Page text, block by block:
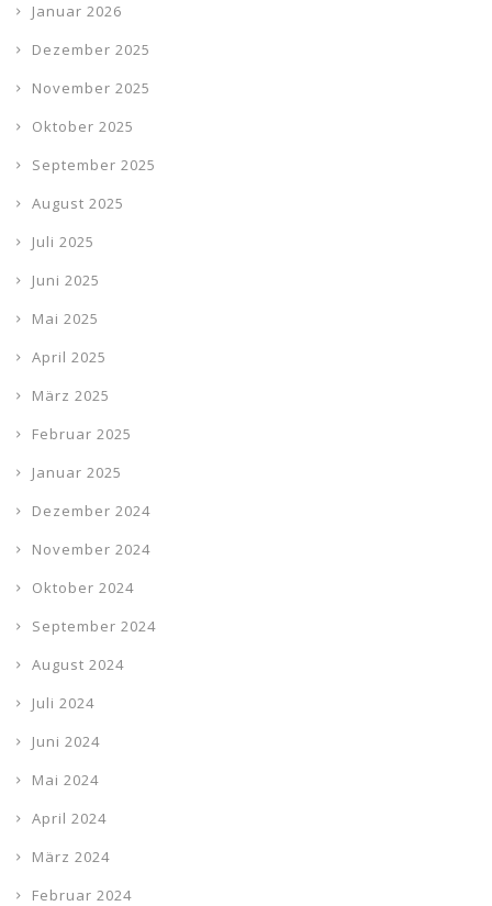
Januar 2026
Dezember 2025
November 2025
Oktober 2025
September 2025
August 2025
Juli 2025
Juni 2025
Mai 2025
April 2025
März 2025
Februar 2025
Januar 2025
Dezember 2024
November 2024
Oktober 2024
September 2024
August 2024
Juli 2024
Juni 2024
Mai 2024
April 2024
März 2024
Februar 2024